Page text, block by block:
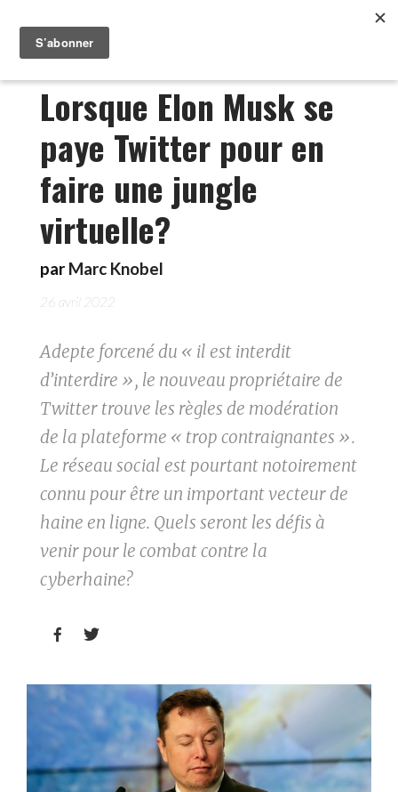
Lorsque Elon Musk se
paye Twitter pour en
faire une jungle
virtuelle?
par Marc Knobel
26 avril 2022
Adepte forcené du « il est interdit
d’interdire », le nouveau propriétaire de
Twitter trouve les règles de modération
de la plateforme « trop contraignantes ».
Le réseau social est pourtant notoirement
connu pour être un important vecteur de
haine en ligne. Quels seront les défis à
venir pour le combat contre la
cyberhaine?
 